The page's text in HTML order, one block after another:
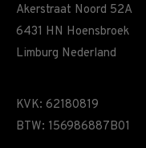
Akerstraat Noord 52A
6431 HN Hoensbroek
Limburg Nederland
KVK: 62180819
BTW: 156986887B01